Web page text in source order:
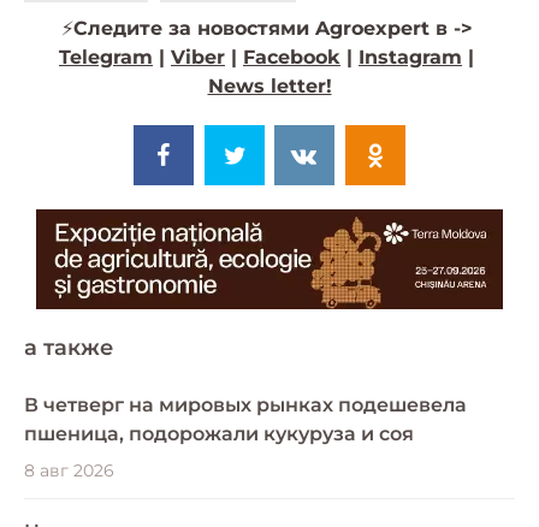
⚡️Следите за новостями Agroexpert в ->
Telegram | Viber | Facebook | Instagram |
News letter!
a также
В четверг на мировых рынках подешевела
пшеница, подорожали кукуруза и соя
8 авг 2026